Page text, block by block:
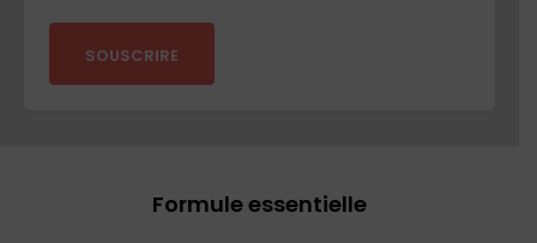
SOUSCRIRE
Formule essentielle